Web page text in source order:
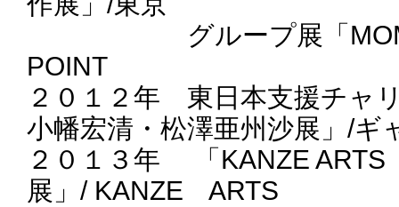
グループ展「MOMO
POINT
２０１２年 東日本支援チャ
小幡宏清・松澤亜州沙展」/ギ
２０１３年 「KANZE
展」/ KANZE ARTS